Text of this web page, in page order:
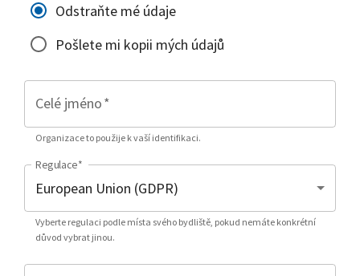
Odstraňte mé údaje
Pošlete mi kopii mých údajů
Celé jméno*
Organizace to použije k vaší identifikaci.
Regulace*
Vyberte regulaci podle místa svého bydliště, pokud nemáte konkrétní
důvod vybrat jinou.